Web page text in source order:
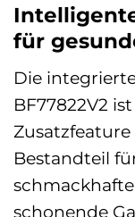
für
Die
BF77822V2
Zusatzfeature
Bestandteil
schonende